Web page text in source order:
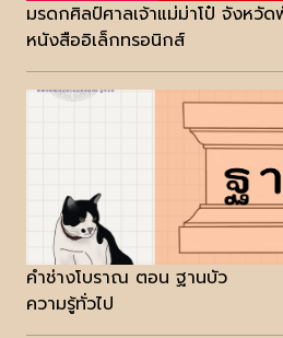
มรดกศิลป์ศาลเจ้าแม่ม่าโป๋ จังหวัด
หนังสืออิเล็กทรอนิกส์
คำช่างโบราณ ตอน ฐานบัว
ความรู้ทั่วไป